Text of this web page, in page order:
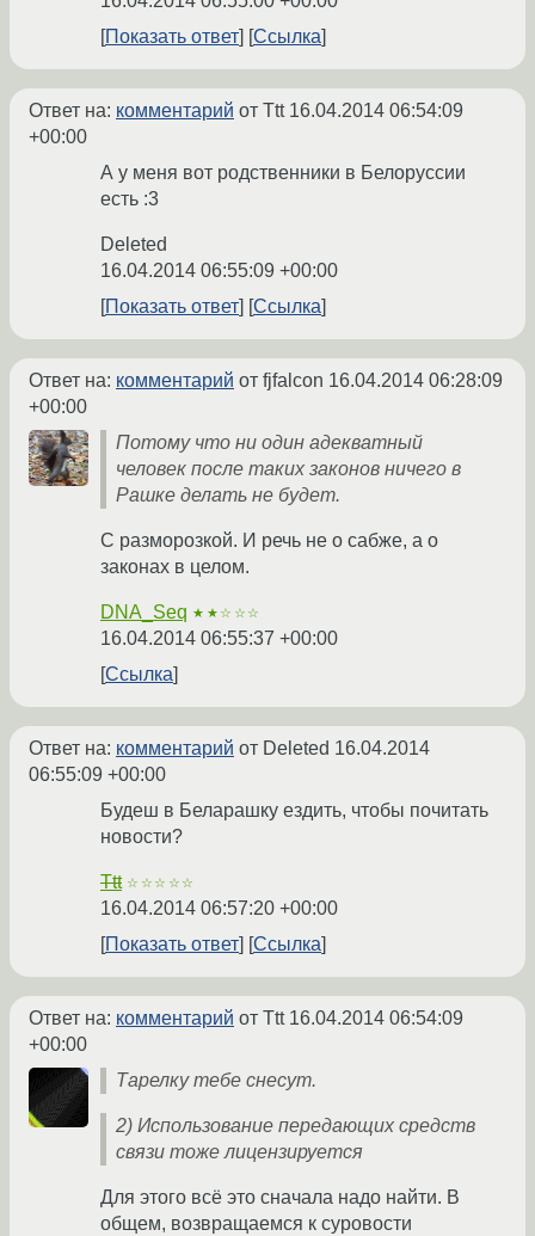
Показать ответ
Ссылка
Ответ на: комментарий от Ttt 16.04.2014 06:54:09
+00:00
А у меня вот родственники в Белоруссии
есть :3
Deleted
16.04.2014 06:55:09 +00:00
Показать ответ
Ссылка
Ответ на: комментарий от fjfalcon 16.04.2014 06:28:09
+00:00
Потому что ни один адекватный
человек после таких законов ничего в
Рашке делать не будет.
С разморозкой. И речь не о сабже, а о
законах в целом.
DNA_Seq ★★☆☆☆
16.04.2014 06:55:37 +00:00
Ссылка
Ответ на: комментарий от Deleted 16.04.2014
06:55:09 +00:00
Будеш в Беларашку ездить, чтобы почитать
новости?
Ttt ☆☆☆☆☆
16.04.2014 06:57:20 +00:00
Показать ответ
Ссылка
Ответ на: комментарий от Ttt 16.04.2014 06:54:09
+00:00
Тарелку тебе снесут.
2) Использование передающих средств
связи тоже лицензируется
Для этого всё это сначала надо найти. В
общем, возвращаемся к суровости